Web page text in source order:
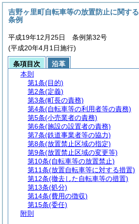
吉野ヶ里町自転車等の放置防止に関する
条例
平成19年12月25日 条例第32号
(平成20年4月1日施行)
条項目次
沿革
本則
第1条(目的)
第2条(定義)
第3条(町長の責務)
第4条(自転車等の利用者等の責務)
第5条(小売業者の責務)
第6条(施設の設置者の責務)
第7条(鉄道事業者等の協力)
第8条(放置禁止区域の指定)
第9条(放置禁止区域の変更等)
第10条(自転車等の放置禁止)
第11条(放置自転車等に対する措置)
第12条(撤去した自転車等の措置)
第13条(処分)
第14条(費用の徴収)
第15条(委任)
附則